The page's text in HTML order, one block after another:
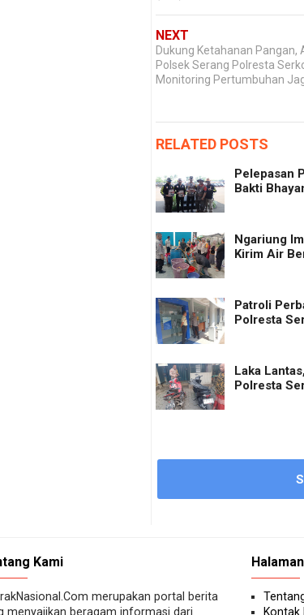
NEXT
Dukung Ketahanan Pangan,
Polsek Serang Polresta
Monitoring Pertumbuhan
RELATED POSTS
Pelepasan
Bakti
Ngariung
Kirim Air
Patroli
Polresta
Laka
Polresta
Kami
merupakan portal berita
menyajikan beragam informasi dari
Halaman
Kontak